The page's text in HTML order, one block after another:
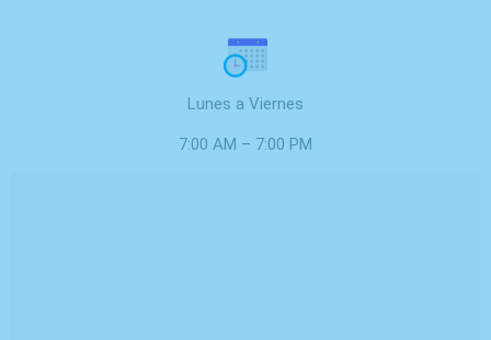
Lunes a Viernes
7:00 AM – 7:00 PM